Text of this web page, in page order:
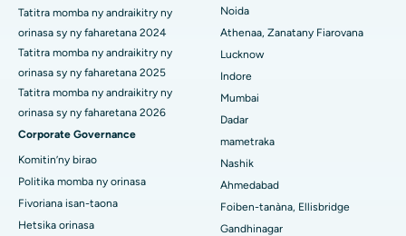
Hopitaly tsara indrindra ao amin'ny CBD Belapur, Navi Mumbai
Hopitaly tsara indrindra ao Panchavati, Nashik
Hopitaly tsara indrindra ao Secunderabad, Hyderabad
Hopitaly tsara indrindra any Seshadripuram, Bangalore
Hopitaly tsara indrindra ao Waltair Main Road, Visakhapatnam
Hopitaly tsara indrindra ao amin'ny lalana Subhash Nagar,
Karimnagar
Tatitra momba ny andraikitry ny
orinasa sy ny faharetana 2024
Tatitra momba ny andraikitry ny
orinasa sy ny faharetana 2025
Tatitra momba ny andraikitry ny
orinasa sy ny faharetana 2026
Corporate Governance
Komitin’ny birao
Politika momba ny orinasa
Fivoriana isan-taona
Hetsika orinasa
Noida
Athenaa, Zanatany Fiarovana
Lucknow
Indore
Mumbai
Dadar
mametraka
Nashik
Ahmedabad
Foiben-tanàna, Ellisbridge
Gandhinagar